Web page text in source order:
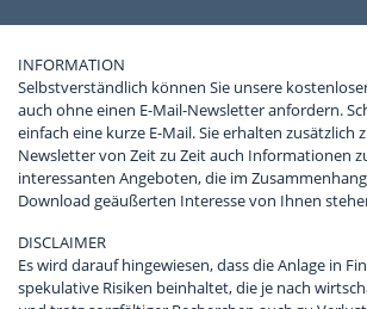
INFORMATION
Selbstverständlich können Sie unsere
auch ohne einen E-Mail-Newsletter anfordern.
einfach eine kurze E-Mail. Sie erhalten zusätzlich
Newsletter von Zeit zu Zeit auch Informationen
interessanten Angeboten, die im
Download geäußerten Interesse von Ihnen
DISCLAIMER
Es wird darauf hingewiesen, dass die Anlage in
spekulative Risiken beinhaltet, die je nach